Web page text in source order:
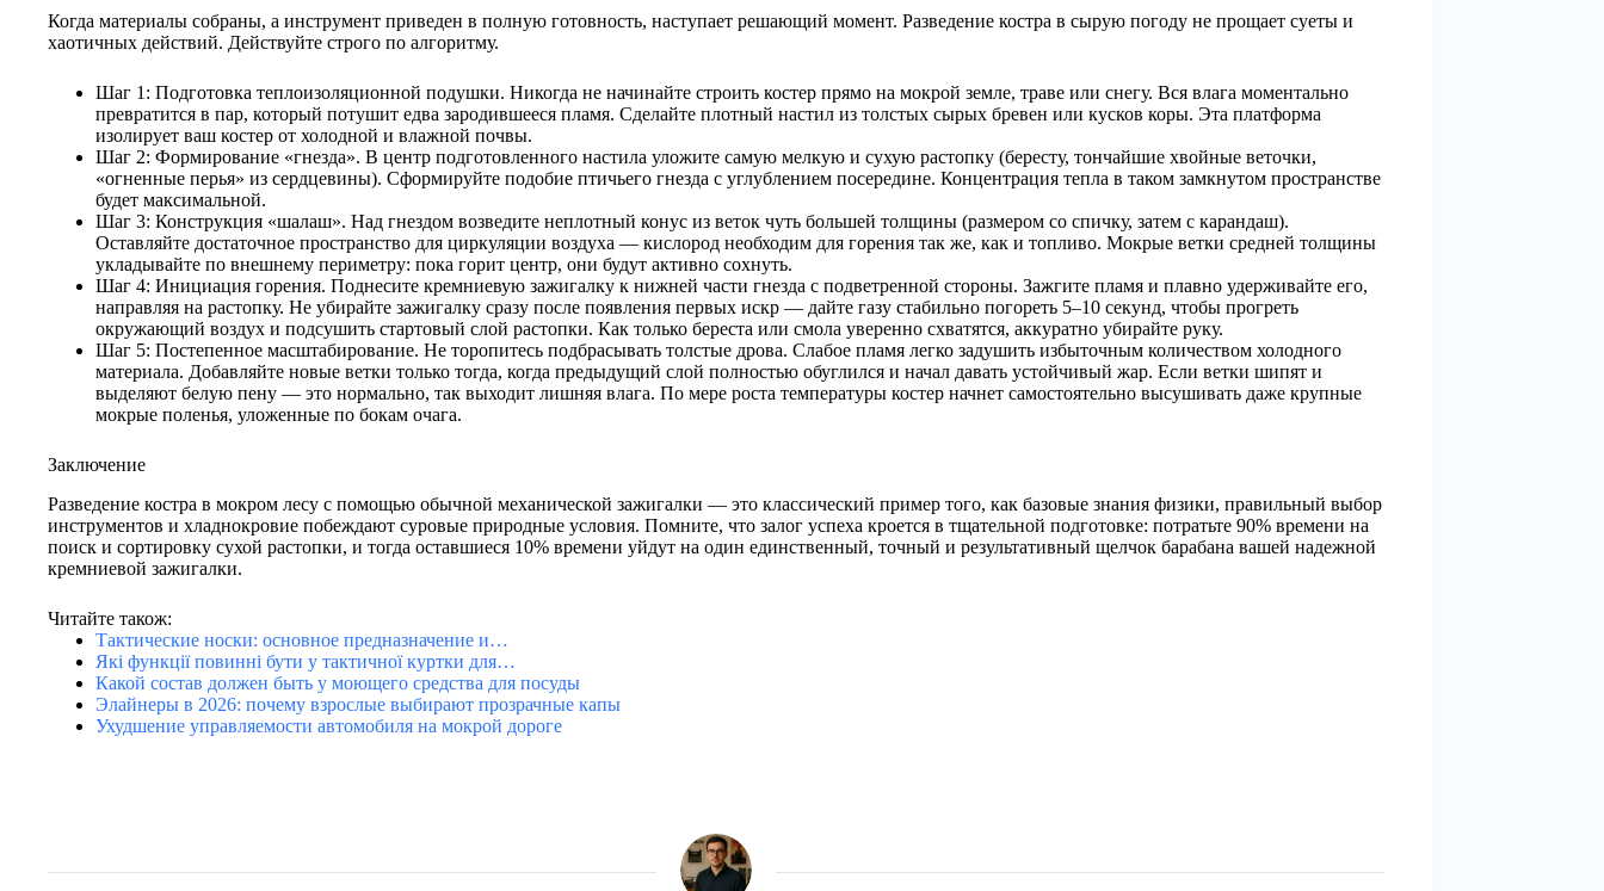
Когда материалы собраны, а инструмент приведен в полную готовность, наступает решающий момент. Разведение костра в сырую погоду не прощает суеты и
хаотичных действий. Действуйте строго по алгоритму.
Шаг 1: Подготовка теплоизоляционной подушки. Никогда не начинайте строить костер прямо на мокрой земле, траве или снегу. Вся влага моментально
превратится в пар, который потушит едва зародившееся пламя. Сделайте плотный настил из толстых сырых бревен или кусков коры. Эта платформа
изолирует ваш костер от холодной и влажной почвы.
Шаг 2: Формирование «гнезда». В центр подготовленного настила уложите самую мелкую и сухую растопку (бересту, тончайшие хвойные веточки,
«огненные перья» из сердцевины). Сформируйте подобие птичьего гнезда с углублением посередине. Концентрация тепла в таком замкнутом пространстве
будет максимальной.
Шаг 3: Конструкция «шалаш». Над гнездом возведите неплотный конус из веток чуть большей толщины (размером со спичку, затем с карандаш).
Оставляйте достаточное пространство для циркуляции воздуха — кислород необходим для горения так же, как и топливо. Мокрые ветки средней толщины
укладывайте по внешнему периметру: пока горит центр, они будут активно сохнуть.
Шаг 4: Инициация горения. Поднесите кремниевую зажигалку к нижней части гнезда с подветренной стороны. Зажгите пламя и плавно удерживайте его,
направляя на растопку. Не убирайте зажигалку сразу после появления первых искр — дайте газу стабильно погореть 5–10 секунд, чтобы прогреть
окружающий воздух и подсушить стартовый слой растопки. Как только береста или смола уверенно схватятся, аккуратно убирайте руку.
Шаг 5: Постепенное масштабирование. Не торопитесь подбрасывать толстые дрова. Слабое пламя легко задушить избыточным количеством холодного
материала. Добавляйте новые ветки только тогда, когда предыдущий слой полностью обуглился и начал давать устойчивый жар. Если ветки шипят и
выделяют белую пену — это нормально, так выходит лишняя влага. По мере роста температуры костер начнет самостоятельно высушивать даже крупные
мокрые поленья, уложенные по бокам очага.
Заключение
Разведение костра в мокром лесу с помощью обычной механической зажигалки — это классический пример того, как базовые знания физики, правильный выбор
инструментов и хладнокровие побеждают суровые природные условия. Помните, что залог успеха кроется в тщательной подготовке: потратьте 90% времени на
поиск и сортировку сухой растопки, и тогда оставшиеся 10% времени уйдут на один единственный, точный и результативный щелчок барабана вашей надежной
кремниевой зажигалки.
Читайте також:
Тактические носки: основное предназначение и…
Які функції повинні бути у тактичної куртки для…
Какой состав должен быть у моющего средства для посуды
Элайнеры в 2026: почему взрослые выбирают прозрачные капы
Ухудшение управляемости автомобиля на мокрой дороге